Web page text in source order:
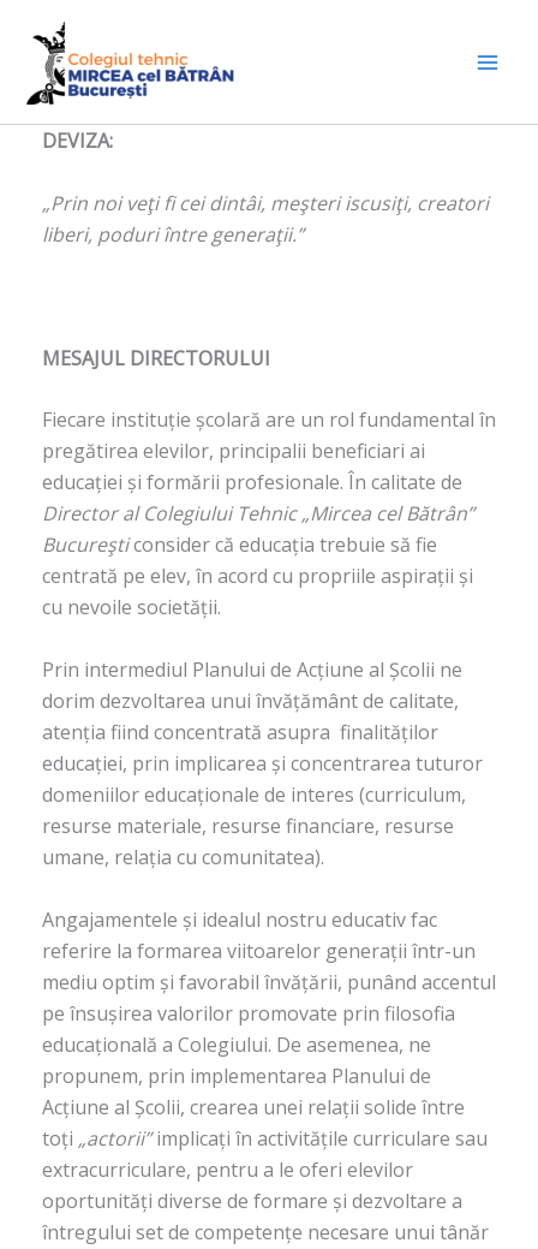
content
DEVIZA:
„Prin noi veţi fi cei dintâi, meşteri iscusiţi, creatori
liberi, poduri între generaţii.”
MESAJUL DIRECTORULUI
Fiecare instituție școlară are un rol fundamental în
pregătirea elevilor, principalii beneficiari ai
educației și formării profesionale. În calitate de
Director al Colegiului Tehnic „Mircea cel Bătrân”
Bucureşticonsider că educația trebuie să fie
centrată pe elev, în acord cu propriile aspirații și
cu nevoile societății.
Prin intermediul Planului de Acțiune al Școlii ne
dorim dezvoltarea unui învățământ de calitate,
atenția fiind concentrată asupra finalităților
educației, prin implicarea și concentrarea tuturor
domeniilor educaționale de interes (curriculum,
resurse materiale, resurse financiare, resurse
umane, relația cu comunitatea).
Angajamentele și idealul nostru educativ fac
referire la formarea viitoarelor generații într-un
mediu optim și favorabil învățării, punând accentul
pe însușirea valorilor promovate prin filosofia
educațională a Colegiului. De asemenea, ne
propunem, prin implementarea Planului de
Acțiune al Școlii, crearea unei relații solide între
toți „actorii”implicați în activitățile curriculare sau
extracurriculare, pentru a le oferi elevilor
oportunități diverse de formare și dezvoltare a
întregului set de competențe necesare unui tânăr